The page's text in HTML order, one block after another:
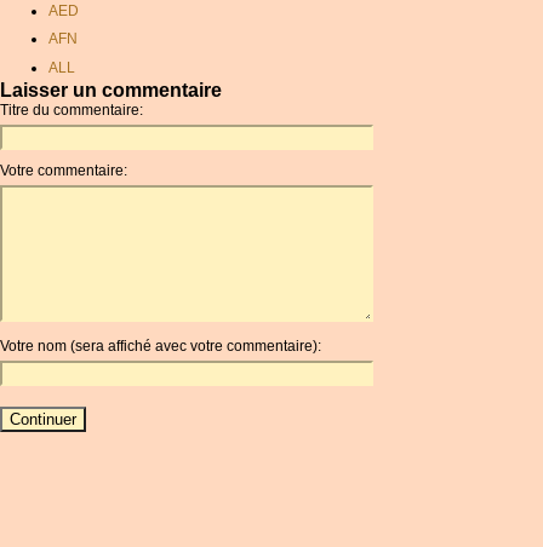
AED
AFN
ALL
AMD
ANC
ANG
AOA
AUR
AWG
BAM
Laisser un commentaire
Titre du commentaire:
Votre commentaire:
Votre nom (sera affiché avec votre commentaire):